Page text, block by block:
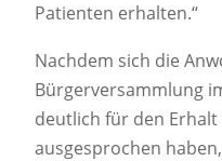
Patienten erhalten.“
Nachdem sich die
Bürgerversammlung
deutlich für den Erhalt
ausgesprochen